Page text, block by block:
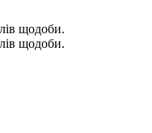
щодоби.
щодоби.